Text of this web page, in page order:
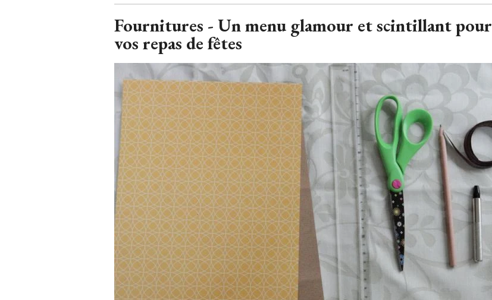
Fournitures - Un menu glamour et scintillant pour
vos repas de fêtes